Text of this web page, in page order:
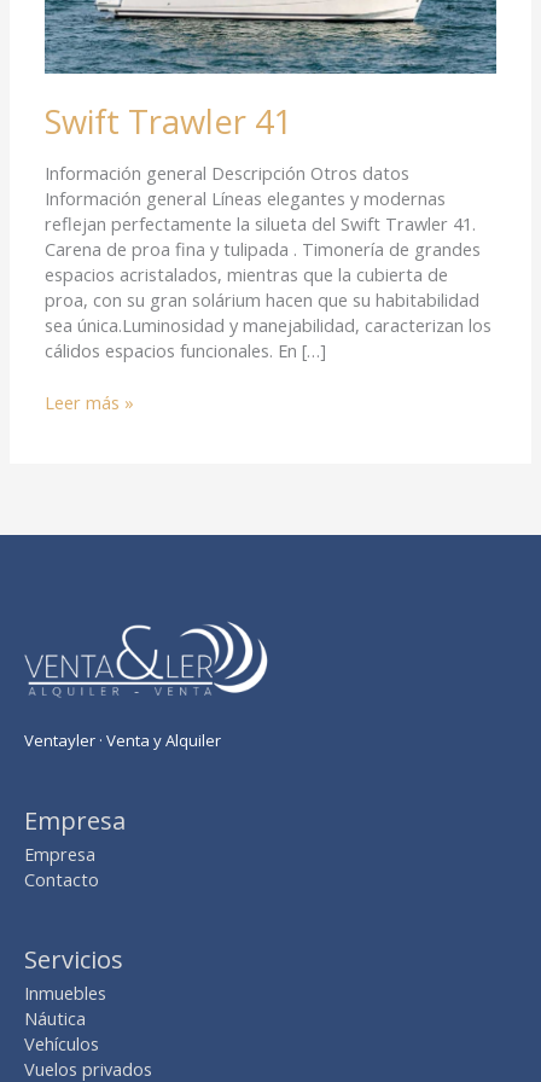
Swift Trawler 41
Información general Descripción Otros datos
Información general Líneas elegantes y modernas
reflejan perfectamente la silueta del Swift Trawler 41.
Carena de proa fina y tulipada . Timonería de grandes
espacios acristalados, mientras que la cubierta de
proa, con su gran solárium hacen que su habitabilidad
sea única.Luminosidad y manejabilidad, caracterizan los
cálidos espacios funcionales. En […]
Leer más »
Ventayler · Venta y Alquiler
Empresa
Empresa
Contacto
Servicios
Inmuebles
Náutica
Vehículos
Vuelos privados